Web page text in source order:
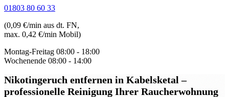
01803 80 60 33
(0,09 €/min aus dt. FN,
max. 0,42 €/min Mobil)
Montag-Freitag 08:00 - 18:00
Wochenende 08:00 - 14:00
Nikotingeruch entfernen in Kabelsketal–
professionelle Reinigung Ihrer Raucherwohnung